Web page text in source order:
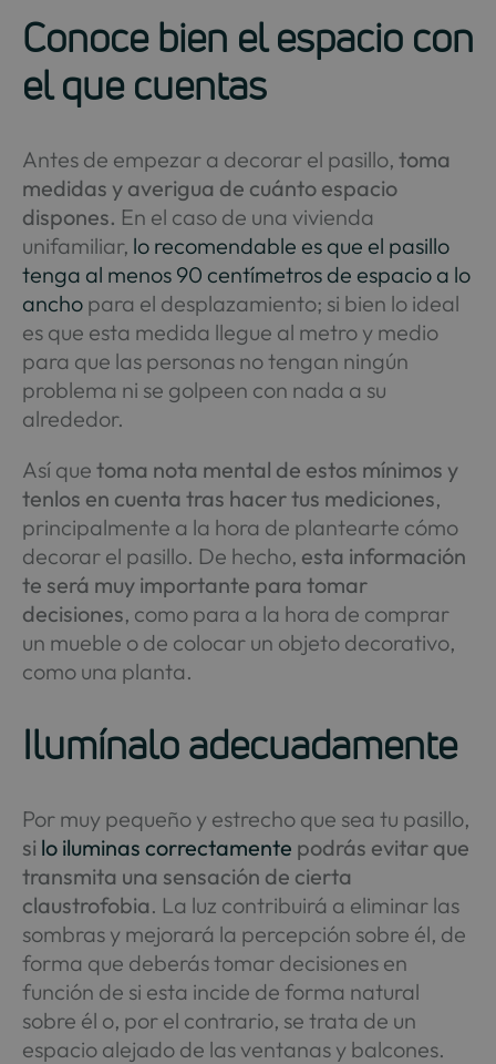
Conoce bien el espacio con
el que cuentas
Antes de empezar a decorar el pasillo, toma
medidas y averigua de cuánto espacio
dispones. En el caso de una vivienda
unifamiliar, lo recomendable es que el pasillo
tenga al menos 90 centímetros de espacio a lo
anchopara el desplazamiento; si bien lo ideal
es que esta medida llegue al metro y medio
para que las personas no tengan ningún
problema ni se golpeen con nada a su
alrededor.
Así que toma nota mental de estos mínimos y
tenlos en cuenta tras hacer tus mediciones,
principalmente a la hora de plantearte cómo
decorar el pasillo. De hecho, esta información
te será muy importante para tomar
decisiones, como para a la hora de comprar
un mueble o de colocar un objeto decorativo,
como una planta.
Ilumínalo adecuadamente
Por muy pequeño y estrecho que sea tu pasillo,
si lo iluminas correctamente podrás evitar que
transmita una sensación de cierta
claustrofobia. La luz contribuirá a eliminar las
sombras y mejorará la percepción sobre él, de
forma que deberás tomar decisiones en
función de si esta incide de forma natural
sobre él o, por el contrario, se trata de un
espacio alejado de las ventanas y balcones.